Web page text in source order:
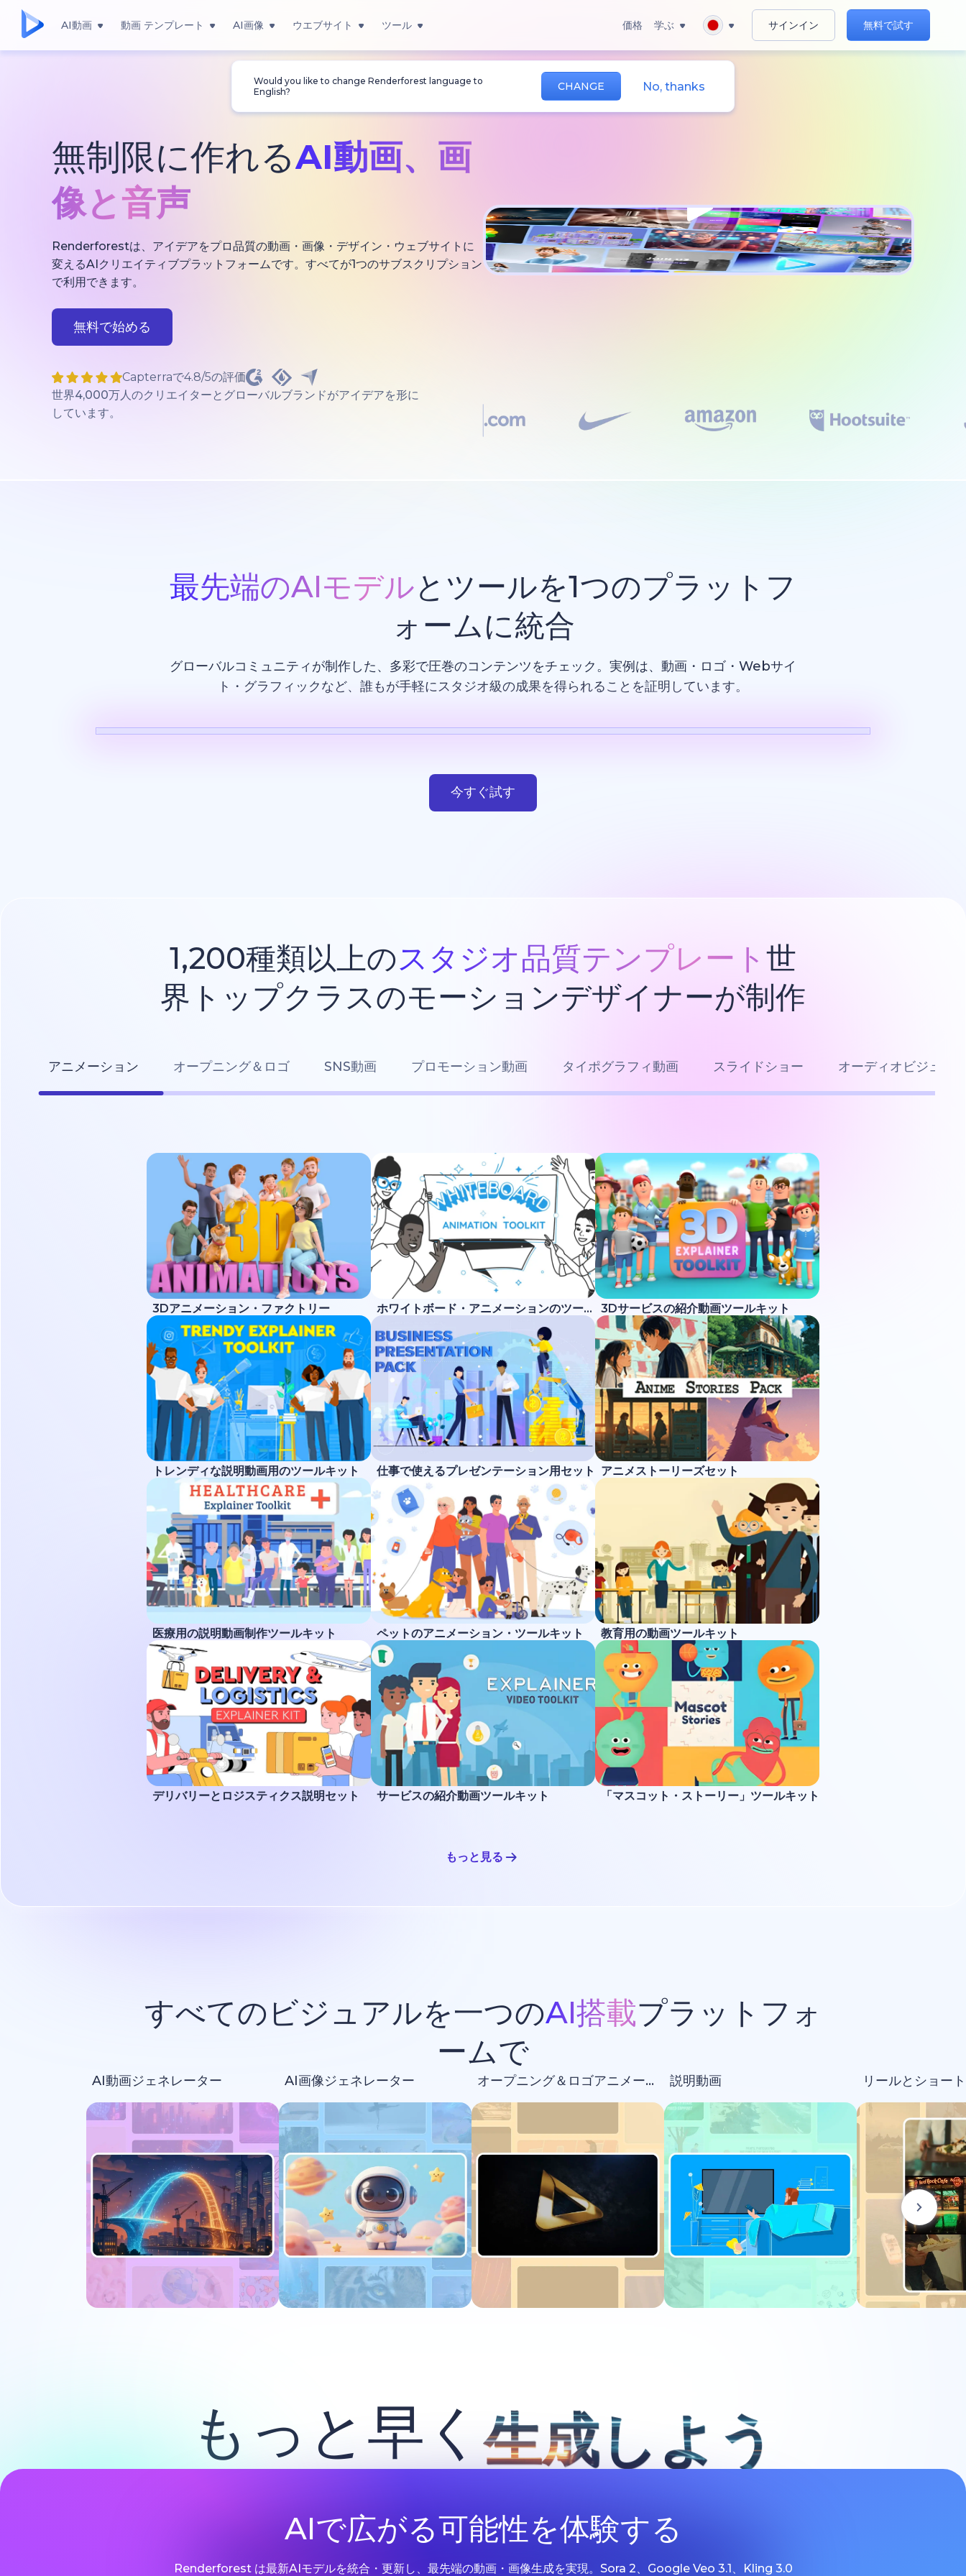
AI動画 動画 テンプレート AI画像 ウエブサイト ツール 価格 学ぶ サインイン 無料で試す
Would you like to change Renderforest language to
English?
CHANGE No, thanks
無制限に作れるAI動画、 画
像と音声
Renderforestは、アイデアをプロ品質の動画・画像・デザイン・ウェブサイトに
変えるAIクリエイティブプラットフォームです。すべてが1つのサブスクリプション
で利用できます。
無料で始める
Capterraで4.8/5の評価
世界4,000万人のクリエイターとグローバルブランドがアイデアを形に
しています。
最先端のAIモデルとツールを1つのプラットフ
ォームに統合
グローバルコミュニティが制作した、多彩で圧巻のコンテンツをチェック。実例は、動画・ロゴ・Webサイ
ト・グラフィックなど、誰もが手軽にスタジオ級の成果を得られることを証明しています。
今すぐ試す
1,200種類以上のスタジオ品質テンプレート 世
界トップクラスのモーションデザイナーが制作
アニメーション オープニング＆ロゴ SNS動画 プロモーション動画 タイポグラフィ動画 スライドショー オーディオビジュア
3Dアニメーション・ファクトリー ホワイトボード・アニメーションのツールキット 3Dサービスの紹介動画ツールキット
トレンディな説明動画用のツールキット 仕事で使えるプレゼンテーション用セット アニメストーリーズセット
医療用の説明動画制作ツールキット ペットのアニメーション・ツールキット 教育用の動画ツールキット
デリバリーとロジスティクス説明セット サービスの紹介動画ツールキット 「マスコット・ストーリー」ツールキット
もっと見る
すべてのビジュアルを一つのAI搭載プラットフォ
ームで
AI動画ジェネレーター AI画像ジェネレーター オープニング＆ロゴアニメーション 説明動画 リールとショート
もっと早く生成しよう
AIで広がる可能性を体験する
Renderforest は最新AIモデルを統合・更新し、最先端の動画・画像生成を実現。Sora 2、Google Veo 3.1、Kling 3.0